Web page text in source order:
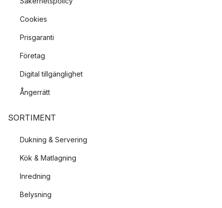
Cookies
Prisgaranti
Företag
Digital tillgänglighet
Ångerrätt
SORTIMENT
Dukning & Servering
Kök & Matlagning
Inredning
Belysning